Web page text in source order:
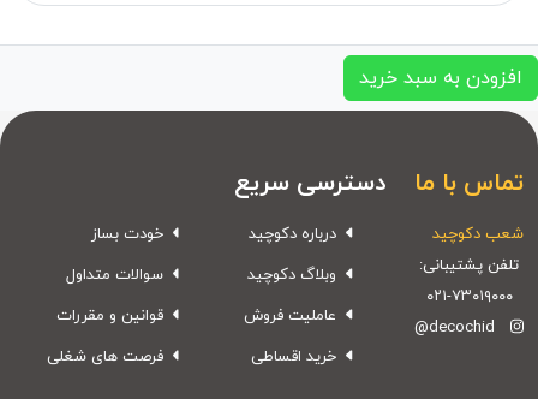
افزودن به سبد خرید
تماس با ما
شعب دکوچید
تلفن پشتیبانی:
۰۲۱-۷۳۰۱۹۰۰۰
@decochid
دسترسی سریع
درباره دکوچید
وبلاگ دکوچید
عاملیت فروش
خرید اقساطی
خودت بساز
سوالات متداول
قوانین و مقررات
فرصت های شغلی